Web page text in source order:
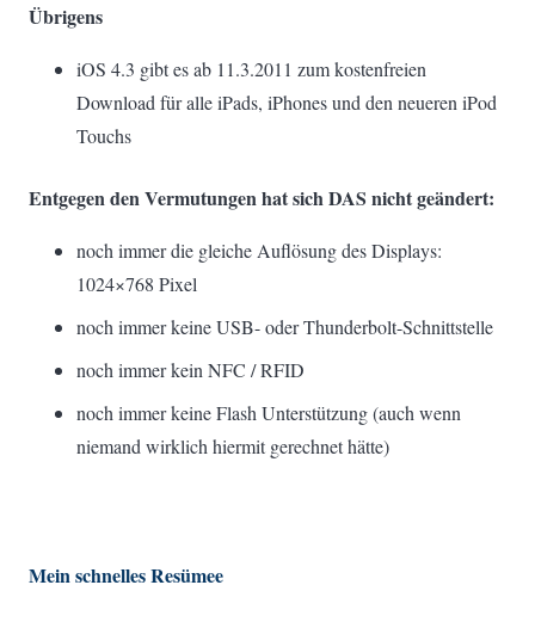
Übrigens
iOS 4.3 gibt es ab 11.3.2011 zum kostenfreien
Download für alle iPads, iPhones und den neueren iPod
Touchs
Entgegen den Vermutungen hat sich DAS nicht geändert:
noch immer die gleiche Auflösung des Displays:
1024×768 Pixel
noch immer keine USB- oder Thunderbolt-Schnittstelle
noch immer kein NFC / RFID
noch immer keine Flash Unterstützung (auch wenn
niemand wirklich hiermit gerechnet hätte)
Mein schnelles Resümee